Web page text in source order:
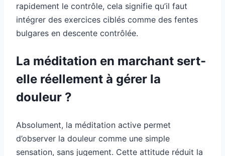
rapidement le contrôle, cela signifie qu’il faut
intégrer des exercices ciblés comme des fentes
bulgares en descente contrôlée.
La méditation en marchant sert-
elle réellement à gérer la
douleur ?
Absolument, la méditation active permet
d’observer la douleur comme une simple
sensation, sans jugement. Cette attitude réduit la